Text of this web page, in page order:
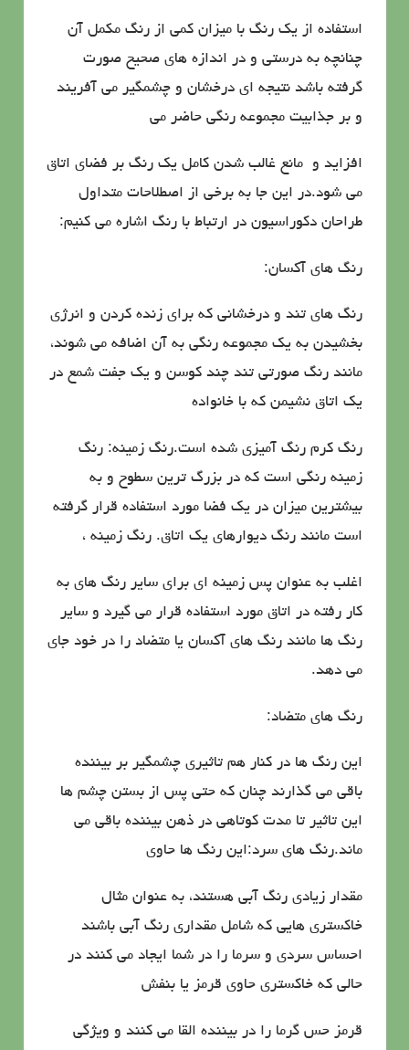
استفاده از یك رنگ با میزان كمی از رنگ مكمل آن
چنانچه به درستی و در اندازه های صحیح صورت
گرفته باشد نتیجه ای درخشان و چشمگیر می آفریند
و بر جذابیت مجموعه رنگی حاضر می
افزاید و مانع غالب شدن كامل یك رنگ بر فضای اتاق
می شود.در این جا به برخی از اصطلاحات متداول
طراحان دكوراسیون در ارتباط با رنگ اشاره می كنیم:
رنگ های آكسان:
رنگ های تند و درخشانی كه برای زنده كردن و انرژی
بخشیدن به یك مجموعه رنگی به آن اضافه می شوند،
مانند رنگ صورتی تند چند كوسن و یك جفت شمع در
یك اتاق نشیمن كه با خانواده
رنگ كرم رنگ آمیزی شده است.رنگ زمینه: رنگ
زمینه رنگی است كه در بزرگ ترین سطوح و به
بیشترین میزان در یك فضا مورد استفاده قرار گرفته
است مانند رنگ دیوارهای یك اتاق. رنگ زمینه ،
اغلب به عنوان پس زمینه ای برای سایر رنگ های به
كار رفته در اتاق مورد استفاده قرار می گیرد و سایر
رنگ ها مانند رنگ های آكسان یا متضاد را در خود جای
می دهد.
رنگ های متضاد:
این رنگ ها در كنار هم تاثیری چشمگیر بر بیننده
باقی می گذارند چنان كه حتی پس از بستن چشم ها
این تاثیر تا مدت كوتاهی در ذهن بیننده باقی می
ماند.رنگ های سرد:این رنگ ها حاوی
مقدار زیادی رنگ آبی هستند، به عنوان مثال
خاكستری هایی كه شامل مقداری رنگ آبی باشند
احساس سردی و سرما را در شما ایجاد می كنند در
حالی كه خاكستری حاوی قرمز یا بنفش
قرمز حس گرما را در بیننده القا می كنند و ویژگی